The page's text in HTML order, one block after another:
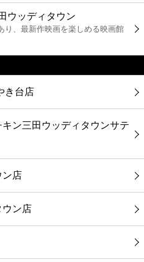
ウッディタウン
り、最新作映画を楽しめる映画館
き台店
ン三田ウッディタウンサテ
ン店
ウン店